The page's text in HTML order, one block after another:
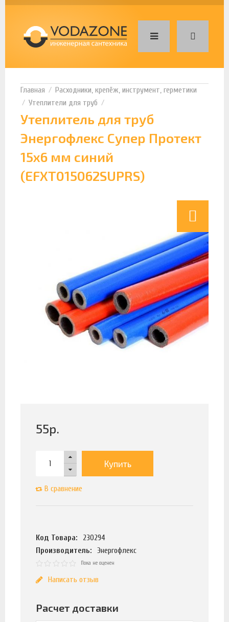
Расходники, крепёж, инструмент, герметики
Утеплители для труб
Утеплитель для труб
Энергофлекс Супер Протект
15х6 мм синий
(EFXT015062SUPRS)
55р.
Купить
В сравнение
Код Товара:
230294
Производитель:
Энергофлекс
Пока не оценен
Написать отзыв
Расчет доставки